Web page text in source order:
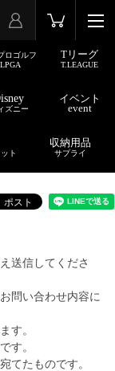
ロゴルフ
Tリーグ
T.LEAGUE
ズニー
イベント
event
ト
収納用品
サプライ
送信してくださ
問い合わせ内容に
す。
す。
てたものです。